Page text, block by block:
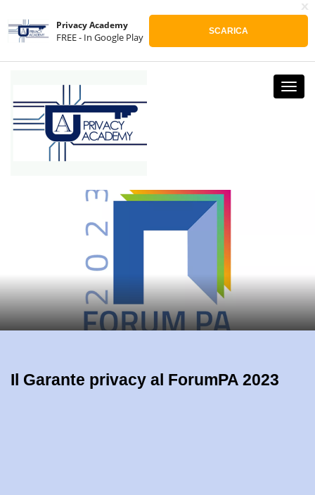
ACCEDI
x
Privacy Academy
FREE - In Google Play SCARICA
Il Garante privacy al ForumPA 2023